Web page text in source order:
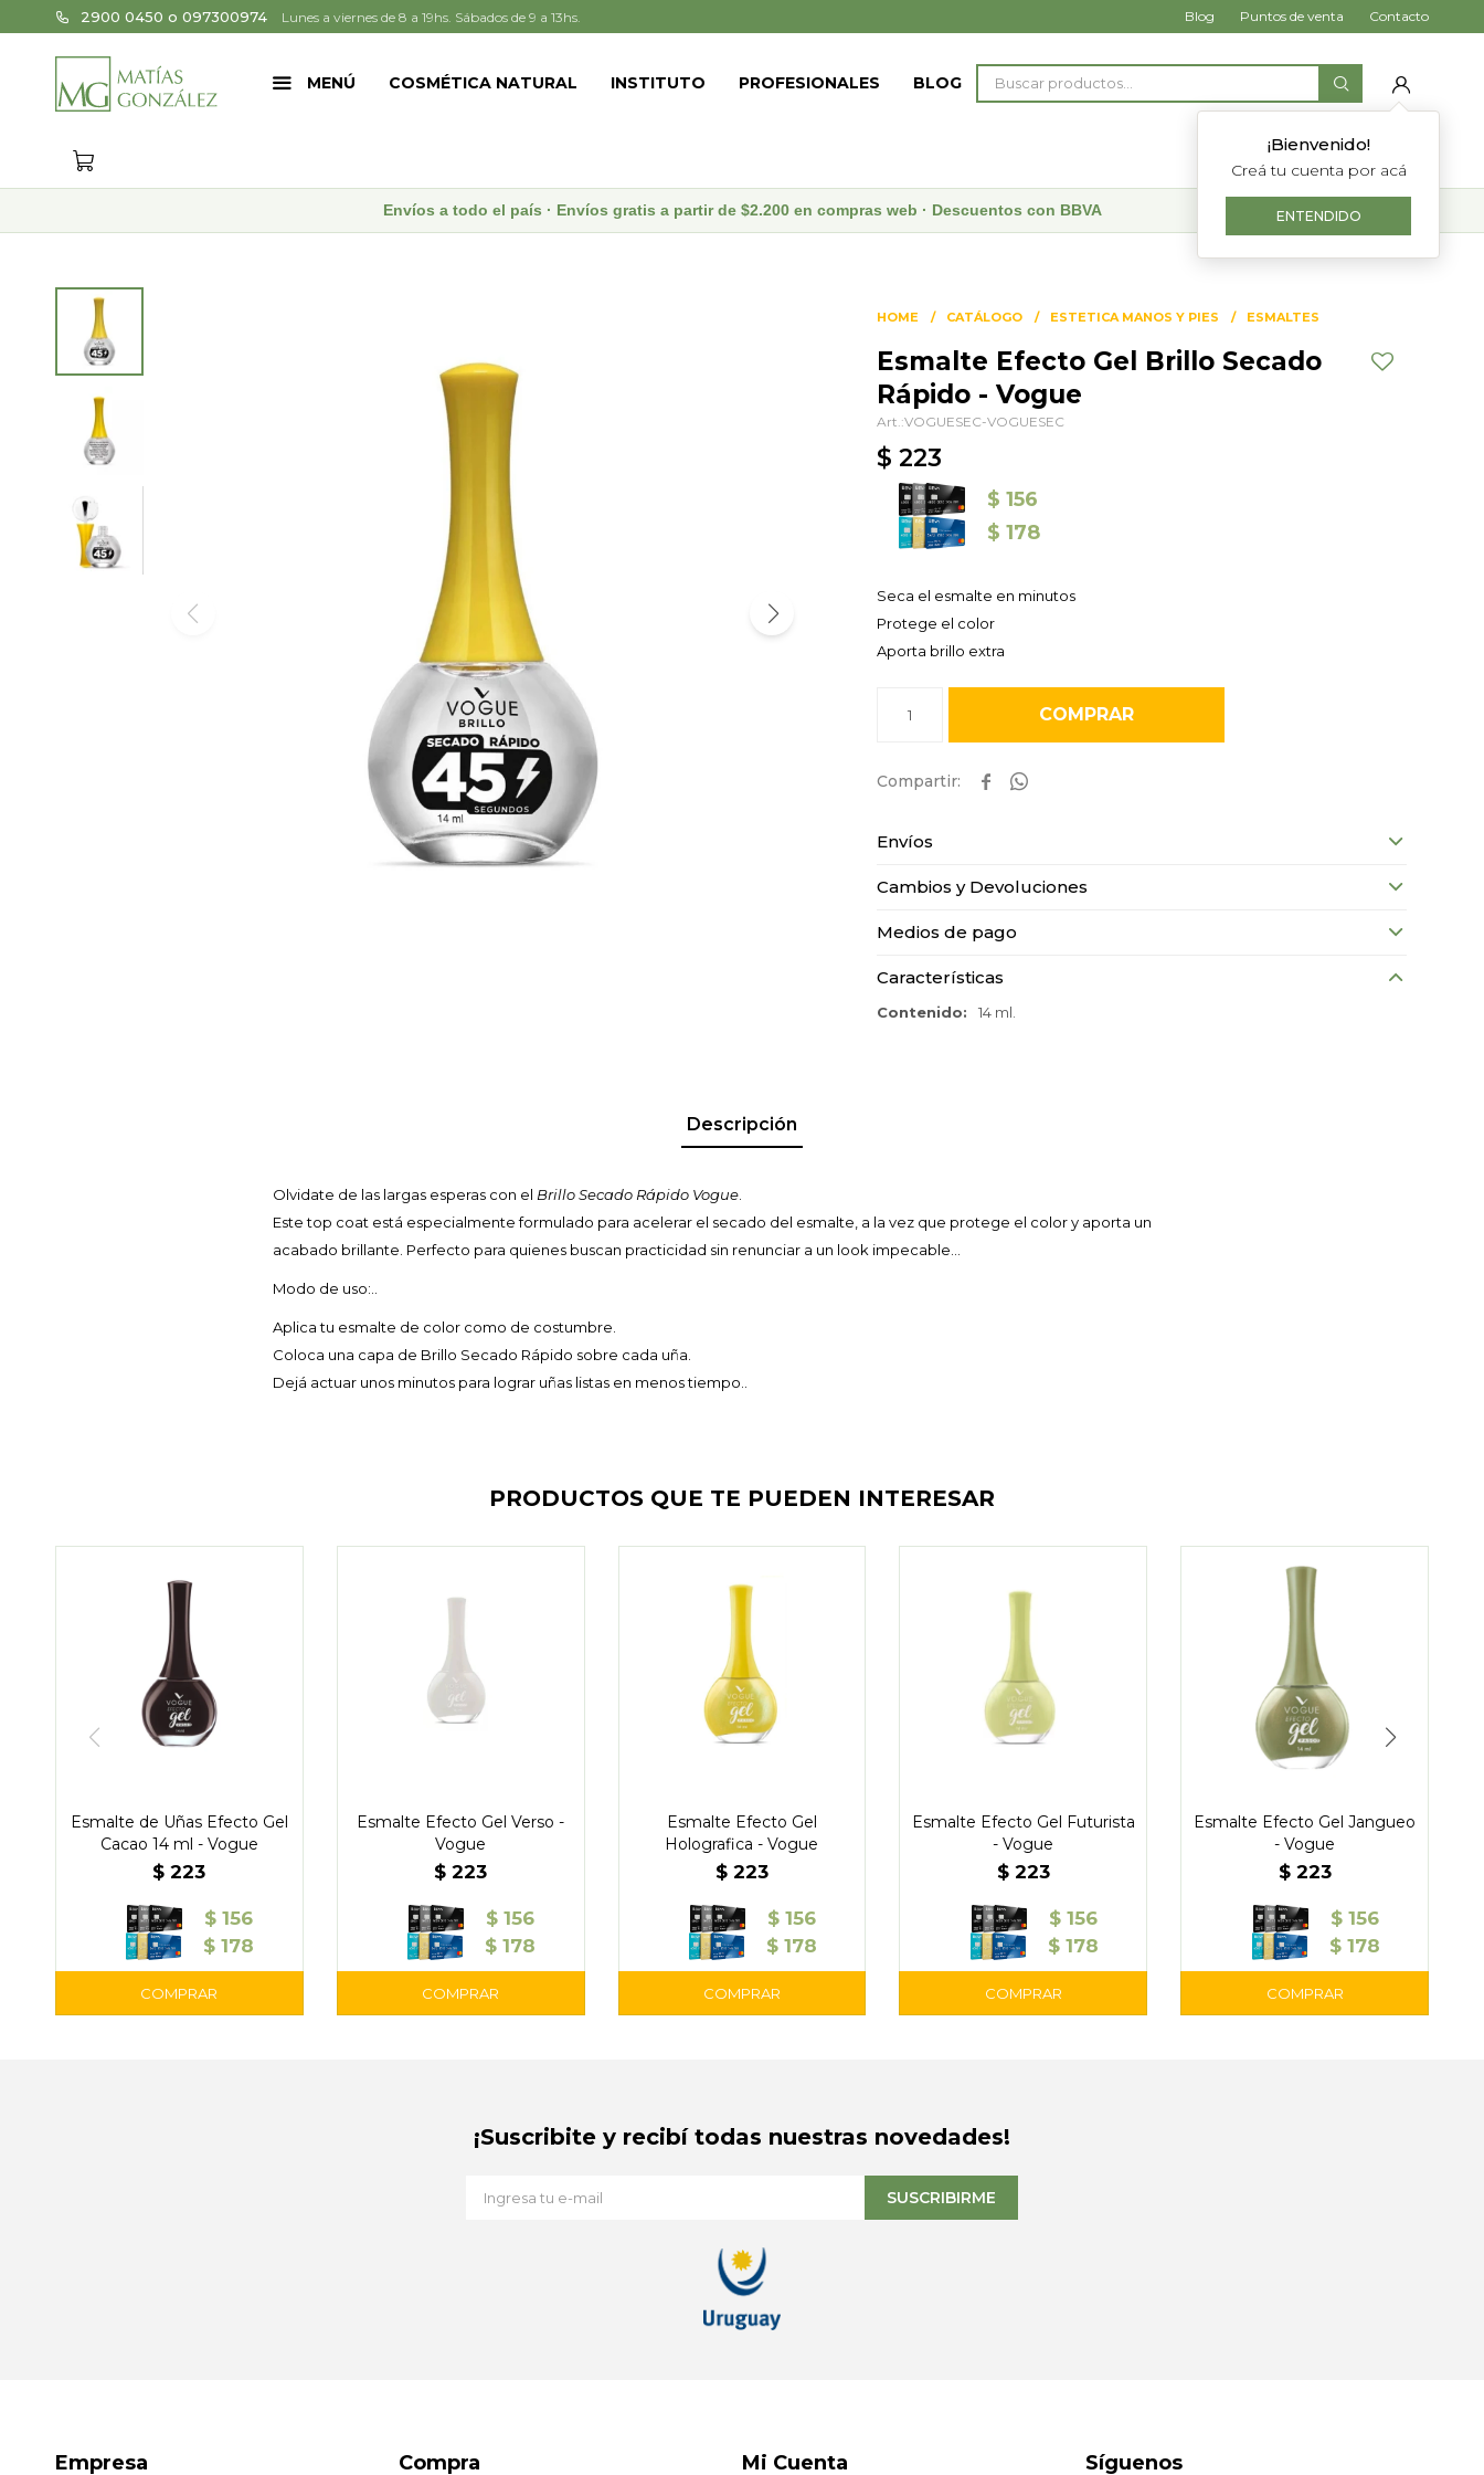
MENÚ COSMÉTICA NATURAL INSTITUTO PROFESIONALES BLOG
¡Bienvenido!
Creá tu cuenta por acá
ENTENDIDO
2900 0450 o 097300974 Lunes a viernes de 8 a 19hs. Sábados de 9 a 13hs. Blog Puntos de venta Contacto
Envíos a todo el país · Envíos gratis a partir de $2.200 en compras web · Descuentos con BBVA
HOME CATÁLOGO ESTETICA MANOS Y PIES ESMALTES
Esmalte Efecto Gel Brillo Secado
Rápido - Vogue
VOGUESEC-VOGUESEC
$ 223
$ 156
$ 178
Seca el esmalte en minutos
Protege el color
Aporta brillo extra
1 COMPRAR
 
Envíos
Cambios y Devoluciones
Medios de pago
Características
Contenido 14 ml.
Descripción
Olvidate de las largas esperas con el Brillo Secado Rápido Vogue
Este top coat está especialmente formulado para acelerar el secado del esmalte, a la vez que protege el color y aporta un
acabado brillante. Perfecto para quienes buscan practicidad sin renunciar a un look impecable...
Modo de uso:..
Aplica tu esmalte de color como de costumbre.
Coloca una capa de Brillo Secado Rápido sobre cada uña.
Dejá actuar unos minutos para lograr uñas listas en menos tiempo..
PRODUCTOS QUE TE PUEDEN INTERESAR
Esmalte de Uñas Efecto Gel
Cacao 14 ml - Vogue
$ 223
$ 156
$ 178
Esmalte Efecto Gel Verso -
Vogue
$ 223
$ 156
$ 178
Esmalte Efecto Gel
Holografica - Vogue
$ 223
$ 156
$ 178
Esmalte Efecto Gel Futurista
- Vogue
$ 223
$ 156
$ 178
Esmalte Efecto Gel Jangueo
- Vogue
$ 223
$ 156
$ 178
Empresa Compra Mi Cuenta Síguenos
¡Suscribite y recibí todas nuestras novedades!
SUSCRIBIRME